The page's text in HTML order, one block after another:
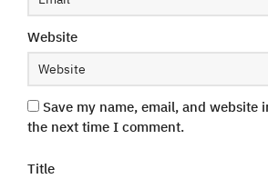
Website
Save my name, email, and website
the next time I comment.
Title